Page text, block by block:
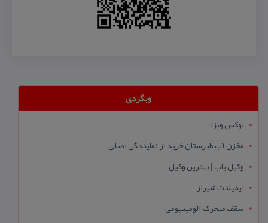
وبگردی
لوکس ویزا
مخزن آب طبرستان خرید از نمایندگی اصلی
وکیل یاب | بهترین وکیل
ایمپلنت شیراز
سقف متحرک آلومینیومی